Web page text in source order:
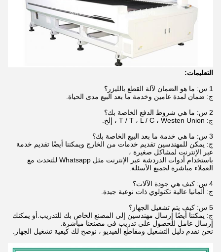
التعليمات:
1 س: ما هو الضمان لآلة القطع بالليزر؟
ج: ضمان لمدة عامين وخدمة ما بعد البيع مدى الحياة.
2 س: ما هي شروط الدفع الخاصة بك؟
ج: T / T ، L / C ، Westen Union ، إلخ.
3 س: ما هي خدمة ما بعد البيع الخاصة بك؟
ج: يمكن للمهندسين تقديم خدمات من الخارج ويمكننا أيضًا تقديم خدمة
عبر الإنترنت لمشاكل صغيرة ،
باستخدام أدوات الدردشة عبر الإنترنت مثل Whatsapp للتحدث مع
العملاء مباشرة لجميع الأسئلة.
4 س: كيف هي جودة الآلات؟
ج: ألمانيا عالية تكنولوي ذات نوعية جيدة.
5 س: كيف يتم تشغيل الجهاز؟
ج: يمكننا أيضًا إرسال مهندسين إلى المصنع الخاص بك للتدريب.أو يمكنك
إرسال عامل للحصول على تدريب في مصنعنا مباشرة.
نحن نقدم دليل التشغيل ومقاطع الفيديو ، نوضح لك كيفية تشغيل الجهاز.